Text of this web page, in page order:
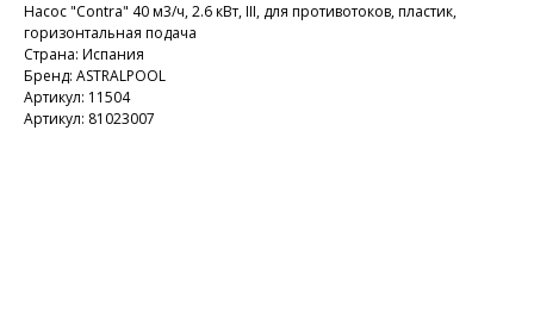
Насос "Contra" 40 м3/ч, 2.6 кВт, III, для противотоков, пластик,
горизонтальная подача
Страна: Испания
Бренд: ASTRALPOOL
Артикул: 11504
Артикул: 81023007